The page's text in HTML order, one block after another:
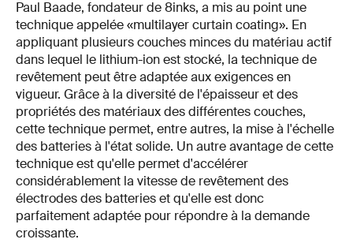
Paul Baade, fondateur de 8inks, a mis au point une
technique appelée «multilayer curtain coating». En
appliquant plusieurs couches minces du matériau actif
dans lequel le lithium-ion est stocké, la technique de
revêtement peut être adaptée aux exigences en
vigueur. Grâce à la diversité de l'épaisseur et des
propriétés des matériaux des différentes couches,
cette technique permet, entre autres, la mise à l'échelle
des batteries à l'état solide. Un autre avantage de cette
technique est qu'elle permet d'accélérer
considérablement la vitesse de revêtement des
électrodes des batteries et qu'elle est donc
parfaitement adaptée pour répondre à la demande
croissante.